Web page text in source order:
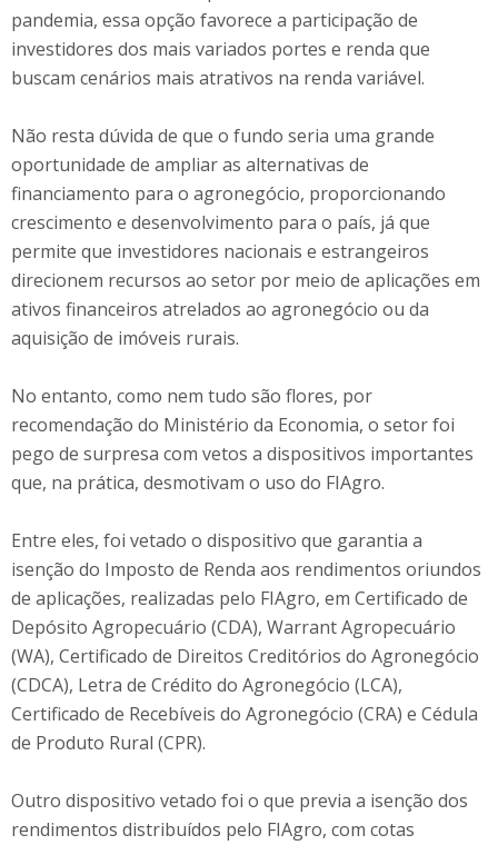
pandemia, essa opção favorece a participação de
investidores dos mais variados portes e renda que
buscam cenários mais atrativos na renda variável.
Não resta dúvida de que o fundo seria uma grande
oportunidade de ampliar as alternativas de
financiamento para o agronegócio, proporcionando
crescimento e desenvolvimento para o país, já que
permite que investidores nacionais e estrangeiros
direcionem recursos ao setor por meio de aplicações em
ativos financeiros atrelados ao agronegócio ou da
aquisição de imóveis rurais.
No entanto, como nem tudo são flores, por
recomendação do Ministério da Economia, o setor foi
pego de surpresa com vetos a dispositivos importantes
que, na prática, desmotivam o uso do FIAgro.
Entre eles, foi vetado o dispositivo que garantia a
isenção do Imposto de Renda aos rendimentos oriundos
de aplicações, realizadas pelo FIAgro, em Certificado de
Depósito Agropecuário (CDA), Warrant Agropecuário
(WA), Certificado de Direitos Creditórios do Agronegócio
(CDCA), Letra de Crédito do Agronegócio (LCA),
Certificado de Recebíveis do Agronegócio (CRA) e Cédula
de Produto Rural (CPR).
Outro dispositivo vetado foi o que previa a isenção dos
rendimentos distribuídos pelo FIAgro, com cotas